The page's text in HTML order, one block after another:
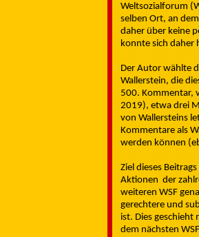
Weltsozialforum
selben Ort, an
daher über keine
konnte sich daher
Der Autor wählte
Wallerstein, die
500. Kommentar,
2019), etwa drei
von Wallersteins
Kommentare als
werden können
Ziel dieses
Aktionen der
weiteren WSF
gerechtere und
ist. Dies geschieht
dem nächsten